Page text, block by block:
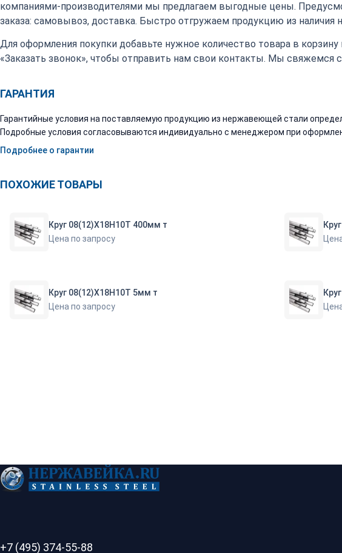
компаниями-производителями мы предлагаем выгодные цены.
заказа: самовывоз, доставка. Быстро отгружаем продукцию из наличия
Для оформления покупки добавьте нужное количество товара в
«Заказать звонок», чтобы отправить нам свои контакты. Мы свяжемся
ГАРАНТИЯ
Гарантийные условия на поставляемую продукцию из нержавеющей стали
Подробные условия согласовываются индивидуально с менеджером при
Подробнее о гарантии
ПОХОЖИЕ ТОВАРЫ
Круг 08(12)Х18Н10Т 400мм т
Цена по запросу
Круг 08(12)Х18Н10Т 5мм т
Цена по запросу
+7 (495) 374-55-88